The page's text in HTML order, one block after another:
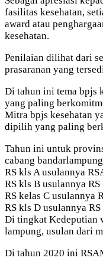
fasilitas kesehatan,
award atau
kesehatan.
Penilaian dilihat dari
prasaranan yang
Di tahun ini tema bpjs
yang paling
Mitra bpjs kesehatan
dipilih yang paling
Tahun ini untuk
cabang
RS kls A usulannya
RS kls B usulannya
RS kelas C usulannya
RS kls D usulannya
Di tingkat Kedeputian
lampung, usulan dari
Di tahun 2020 ini